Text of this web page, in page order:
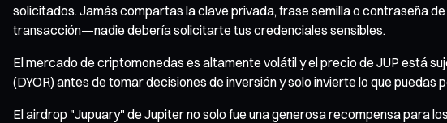
solicitados. Jamás compartas la clave privada, frase semilla o contraseña
transacción—nadie debería solicitarte tus credenciales sensibles.
El mercado de criptomonedas es altamente volátil y el precio de JUP está
(DYOR) antes de tomar decisiones de inversión y solo invierte lo que puedas
El airdrop "Jupuary" de Jupiter no solo fue una generosa recompensa para